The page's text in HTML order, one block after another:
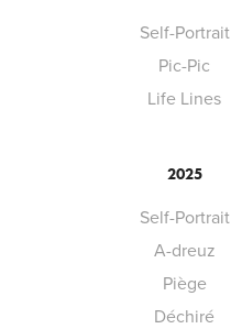
Self-Portrait
Pic-Pic
Life Lines
2025
Self-Portrait
A-dreuz
Piège
Déchiré